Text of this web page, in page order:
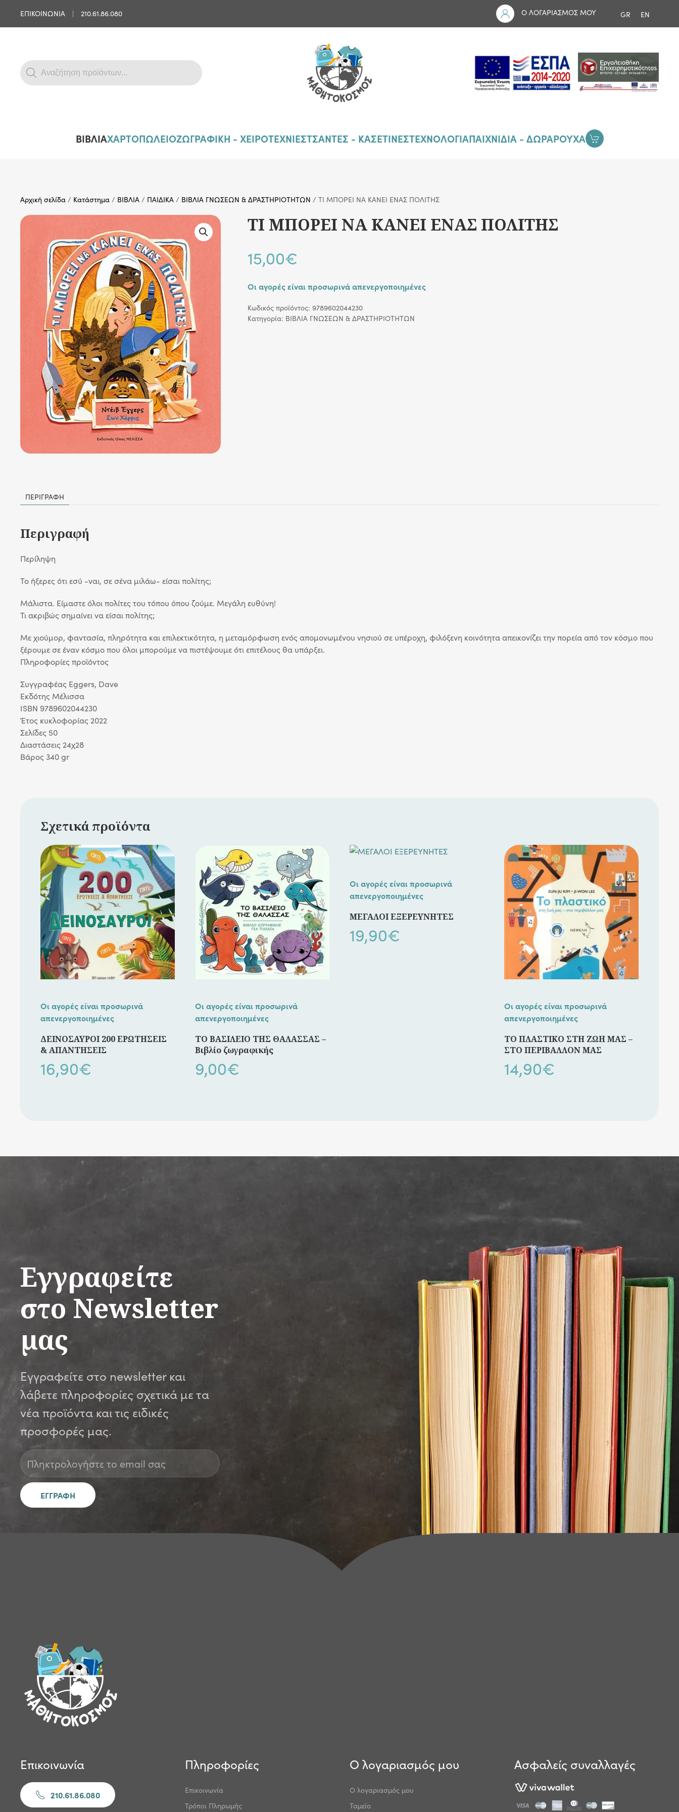
Skip to main content
ΕΠΙΚΟΙΝΩΝΙΑ | 210.61.86.080 Ο ΛΟΓΑΡΙΑΣΜΟΣ ΜΟΥ GR EN
Products
search
ΒΙΒΛΙΑΧΑΡΤΟΠΩΛΕΙΟΖΩΓΡΑΦΙΚΗ - ΧΕΙΡΟΤΕΧΝΙΕΣΤΣΑΝΤΕΣ - ΚΑΣΕΤΙΝΕΣΤΕΧΝΟΛΟΓΙΑΠΑΙΧΝΙΔΙΑ - ΔΩΡΑΡΟΥΧΑ
Αρχική σελίδα / Κατάστημα / ΒΙΒΛΙΑ / ΠΑΙΔΙΚΑ / ΒΙΒΛΙΑ ΓΝΩΣΕΩΝ & ΔΡΑΣΤΗΡΙΟΤΗΤΩΝ / ΤΙ ΜΠΟΡΕΙ ΝΑ ΚΑΝΕΙ ΕΝΑΣ ΠΟΛΙΤΗΣ
ΤΙ ΜΠΟΡΕΙ ΝΑ ΚΑΝΕΙ ΕΝΑΣ ΠΟΛΙΤΗΣ
15,00€
Οι αγορές είναι προσωρινά απενεργοποιημένες
Κωδικός προϊόντος: 9789602044230
Κατηγορία: ΒΙΒΛΙΑ ΓΝΩΣΕΩΝ & ΔΡΑΣΤΗΡΙΟΤΗΤΩΝ
ΠΕΡΙΓΡΑΦΉ
Περιγραφή
Περίληψη
Το ήξερες ότι εσύ -ναι, σε σένα μιλάω- είσαι πολίτης;
Μάλιστα. Είμαστε όλοι πολίτες του τόπου όπου ζούμε. Μεγάλη ευθύνη!
Τι ακριβώς σημαίνει να είσαι πολίτης;
Με χιούμορ, φαντασία, πληρότητα και επιλεκτικότητα, η μεταμόρφωση ενός απομονωμένου νησιού σε υπέροχη, φιλόξενη κοινότητα απεικονίζει την πορεία από τον κόσμο που
ξέρουμε σε έναν κόσμο που όλοι μπορούμε να πιστέψουμε ότι επιτέλους θα υπάρξει.
Πληροφορίες προϊόντος
Συγγραφέας Eggers, Dave
Eκδότης Μέλισσα
ISBN 9789602044230
Έτος κυκλοφορίας 2022
Σελίδες 50
Διαστάσεις 24χ28
Βάρος 340 gr
Σχετικά προϊόντα
Οι αγορές είναι προσωρινά
απενεργοποιημένες
ΔΕΙΝΟΣΑΥΡΟΙ 200 ΕΡΩΤΗΣΕΙΣ
& ΑΠΑΝΤΗΣΕΙΣ
16,90€
Οι αγορές είναι προσωρινά
απενεργοποιημένες
ΤΟ ΒΑΣΙΛΕΙΟ ΤΗΣ ΘΑΛΑΣΣΑΣ –
Βιβλίο ζωγραφικής
9,00€
Οι αγορές είναι προσωρινά
απενεργοποιημένες
ΜΕΓΑΛΟΙ ΕΞΕΡΕΥΝΗΤΕΣ
19,90€
Οι αγορές είναι προσωρινά
απενεργοποιημένες
ΤΟ ΠΛΑΣΤΙΚΟ ΣΤΗ ΖΩΗ ΜΑΣ –
ΣΤΟ ΠΕΡΙΒΑΛΛΟΝ ΜΑΣ
14,90€
Εγγραφείτε
στο Newsletter
μας
Εγγραφείτε στο newsletter και
λάβετε πληροφορίες σχετικά με τα
νέα προϊόντα και τις ειδικές
προσφορές μας.
Επικοινωνία
210.61.86.080
Πληροφορίες
Επικοινωνία
Τρόποι Πληρωμής
Ο λογαριασμός μου
Ο λογαριασμός μου
Ταμείο
Ασφαλείς συναλλαγές